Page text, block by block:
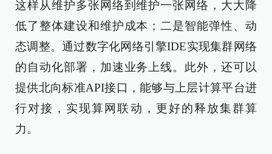
这样从维护多张网络到维护一张网络，大大降
低了整体建设和维护成本；二是智能弹性、动
态调整。通过数字化网络引擎IDE实现集群网络
的自动化部署，加速业务上线。此外，还可以
提供北向标准API接口，能够与上层计算平台进
行对接，实现算网联动，更好的释放集群算
力。